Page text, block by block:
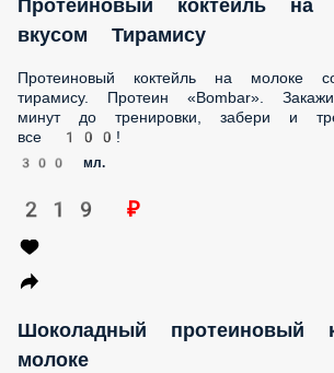
Протеиновый коктейль на молоке со
Протеин «Bombar». Закажи за 15 минут
забери и тренируйся на все 100!
300 мл.
219 ₽
Шоколадный протеиновый
молоке
Протеин «Bombar». Закажи за 15 минут
забери и тренируйся на все 100!